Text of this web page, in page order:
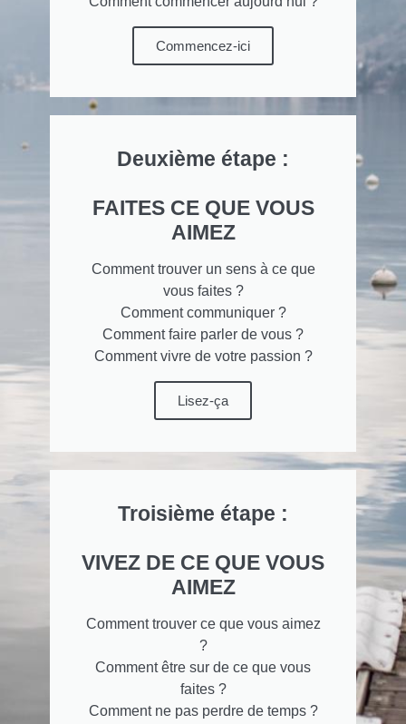
Commencez-ici
Deuxième étape :
FAITES CE QUE VOUS
AIMEZ
Comment trouver un sens à ce que
vous faites ?
Comment communiquer ?
Comment faire parler de vous ?
Comment vivre de votre passion ?
Lisez-ça
Troisième étape :
VIVEZ DE CE QUE VOUS
AIMEZ
Comment trouver ce que vous aimez
?
Comment être sur de ce que vous
faites ?
Comment ne pas perdre de temps ?